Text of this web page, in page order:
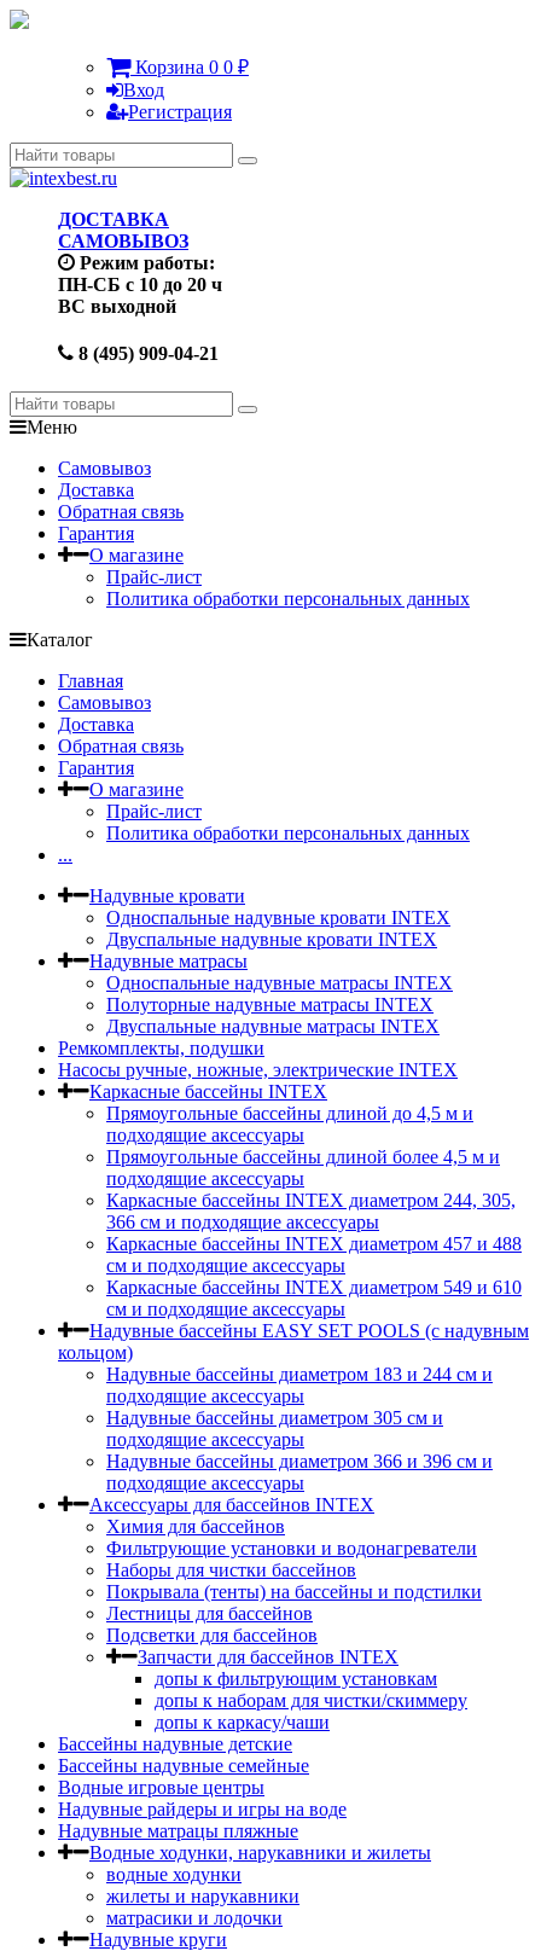
Корзина 0 0 ₽
Вход
Регистрация
ДОСТАВКА
САМОВЫВОЗ
Режим работы:
ПН-СБ с 10 до 20 ч
ВС выходной
8 (495) 909-04-21
Меню
Самовывоз
Доставка
Обратная связь
Гарантия
О магазине
Прайс-лист
Политика обработки персональных данных
Каталог
Главная
Самовывоз
Доставка
Обратная связь
Гарантия
О магазине
Прайс-лист
Политика обработки персональных данных
...
Надувные кровати
Односпальные надувные кровати INTEX
Двуспальные надувные кровати INTEX
Надувные матрасы
Односпальные надувные матрасы INTEX
Полуторные надувные матрасы INTEX
Двуспальные надувные матрасы INTEX
Ремкомплекты, подушки
Насосы ручные, ножные, электрические INTEX
Каркасные бассейны INTEX
Прямоугольные бассейны длиной до 4,5 м и
подходящие аксессуары
Прямоугольные бассейны длиной более 4,5 м и
подходящие аксессуары
Каркасные бассейны INTEX диаметром 244, 305,
366 см и подходящие аксессуары
Каркасные бассейны INTEX диаметром 457 и 488
cм и подходящие аксессуары
Каркасные бассейны INTEX диаметром 549 и 610
см и подходящие аксессуары
Надувные бассейны EASY SET POOLS (с надувным
кольцом)
Надувные бассейны диаметром 183 и 244 см и
подходящие аксессуары
Надувные бассейны диаметром 305 см и
подходящие аксессуары
Надувные бассейны диаметром 366 и 396 см и
подходящие аксессуары
Аксессуары для бассейнов INTEX
Химия для бассейнов
Фильтрующие установки и водонагреватели
Наборы для чистки бассейнов
Покрывала (тенты) на бассейны и подстилки
Лестницы для бассейнов
Подсветки для бассейнов
Запчасти для бассейнов INTEX
допы к фильтрующим установкам
допы к наборам для чистки/скиммеру
допы к каркасу/чаши
Бассейны надувные детские
Бассейны надувные семейные
Водные игровые центры
Надувные райдеры и игры на воде
Надувные матрацы пляжные
Водные ходунки, нарукавники и жилеты
водные ходунки
жилеты и нарукавники
матрасики и лодочки
Надувные круги